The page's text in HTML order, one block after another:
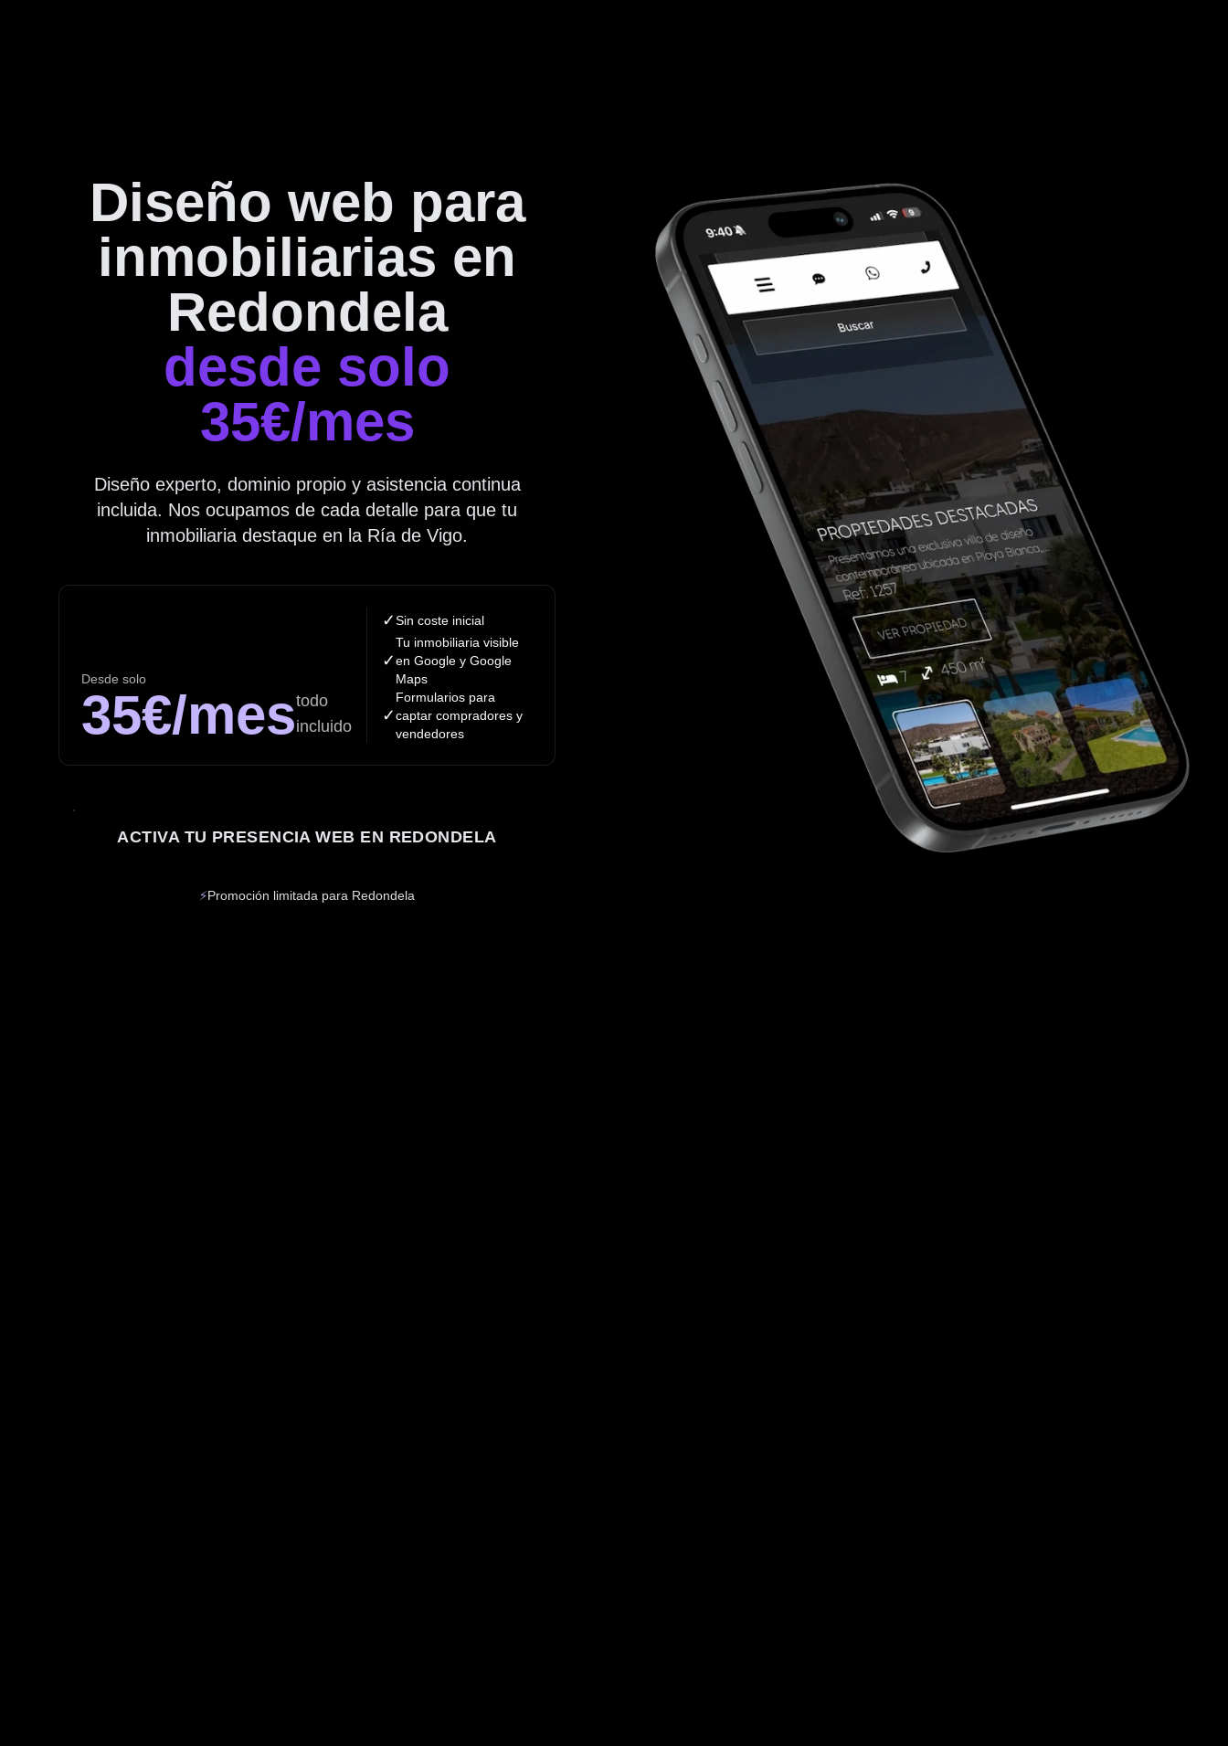
Diseño web para
inmobiliarias en
Redondela
desde solo
35€/mes
Diseño experto, dominio propio y asistencia continua
incluida. Nos ocupamos de cada detalle para que tu
inmobiliaria destaque en la Ría de Vigo.
Desde solo
35€/mestodo
incluido
✓Sin coste inicial
✓
Tu inmobiliaria visible
en Google y Google
Maps
✓
Formularios para
captar compradores y
vendedores
ACTIVA TU PRESENCIA WEB EN REDONDELA
⚡Promoción limitada para Redondela